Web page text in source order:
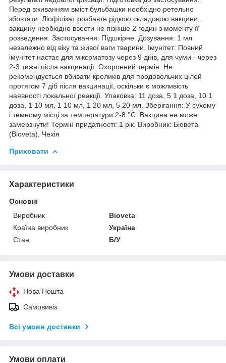
Перед вживанням вміст бульбашки необхідно ретельно
збовтати. Ліофілізат розбавте рідкою складовою вакцини,
вакцину необхідно ввести не пізніше 2 годин з моменту її
розведення. Застосування: Підшкірне. Дозування: 1 мл
незалежно від віку та живої ваги тварини. Імунітет: Повний
імунітет настає для міксоматозу через 9 днів, для чуми - через
2-3 тижні після вакцинації. Охоронний термін: Не
рекомендується вбивати кроликів для продовольчих цілей
протягом 7 діб після вакцинації, оскільки є можливість
наявності локальної реакції. Упаковка: 11 доза, 5 1 доза, 10 1
доза, 1 10 мл, 1 10 мл, 1 20 мл, 5 20 мл. Зберігання: У сухому
і темному місці за температури 2-8 °С. Вакцина не може
замерзнути! Термін придатності: 1 рік. Виробник: Біовета
(Bioveta), Чехія
Приховати
Характеристики
Основні
Виробник
Bioveta
Країна виробник
Україна
Стан
Б/У
Умови доставки
Нова Пошта
Самовивіз
Всі умови доставки
Умови оплати